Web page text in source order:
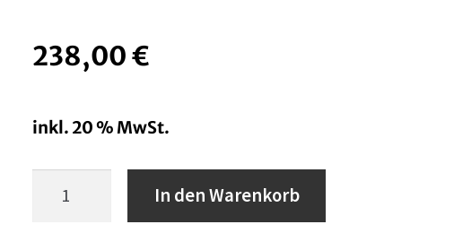
238,00€
inkl. 20 % MwSt.
In den Warenkorb